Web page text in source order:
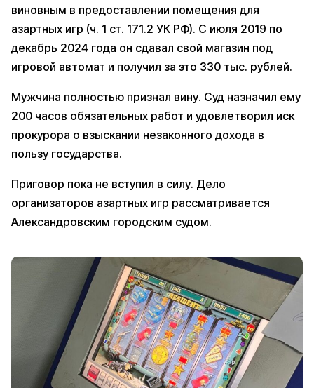
виновным в предоставлении помещения для
азартных игр (ч. 1 ст. 171.2 УК РФ). С июля 2019 по
декабрь 2024 года он сдавал свой магазин под
игровой автомат и получил за это 330 тыс. рублей.
Мужчина полностью признал вину. Суд назначил ему
200 часов обязательных работ и удовлетворил иск
прокурора о взыскании незаконного дохода в
пользу государства.
Приговор пока не вступил в силу. Дело
организаторов азартных игр рассматривается
Александровским городским судом.